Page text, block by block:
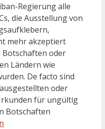
Regierung alle
die Ausstellung von
mehr akzeptiert
Botschaften oder
Ländern wie
De facto sind
oder
für ungültig
Botschaften